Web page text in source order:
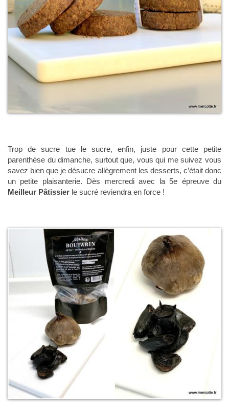
Trop de sucre tue le sucre, enfin, juste pour cette petite
parenthèse du dimanche, surtout que, vous qui me suivez vous
savez bien que je désucre allègrement les desserts, c’était donc
un petite plaisanterie. Dès mercredi avec la 5e épreuve du
Meilleur Pâtissier le sucré reviendra en force !